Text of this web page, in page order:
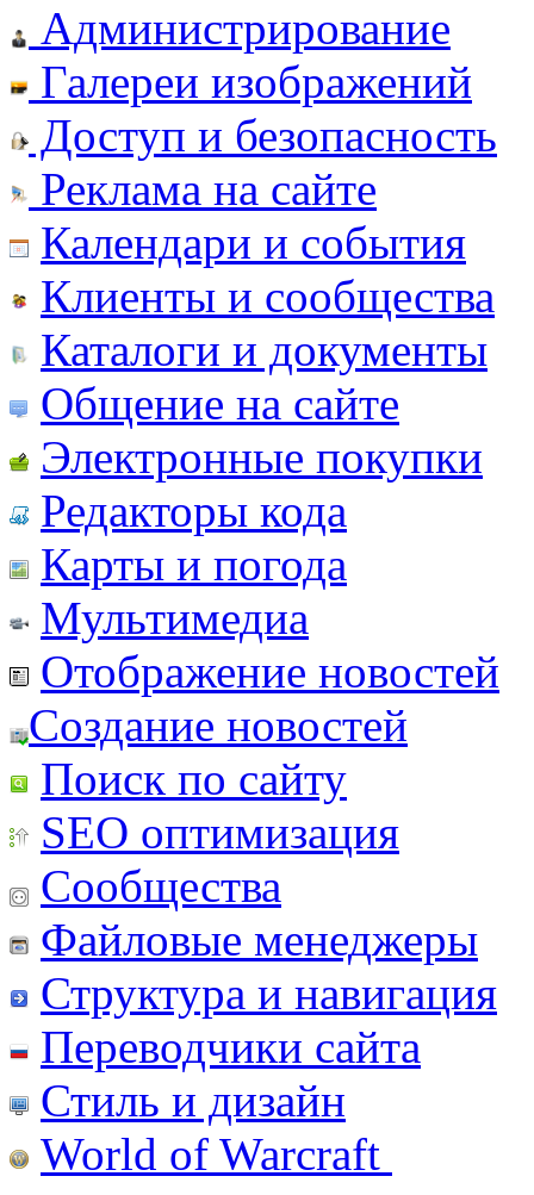
Администрирование
Галереи изображений
Доступ и безопасность
Реклама на сайте
Календари и события
Клиенты и сообщества
Каталоги и документы
Общение на сайте
Электронные покупки
Редакторы кода
Карты и погода
Мультимедиа
Отображение новостей
Создание новостей
Поиск по сайту
SEO оптимизация
Сообщества
Файловые менеджеры
Структура и навигация
Переводчики сайта
Стиль и дизайн
World of Warcraft